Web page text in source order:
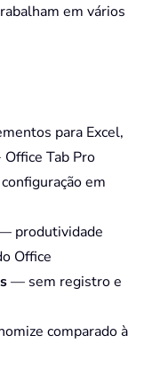
em vários
para Excel,
Tab Pro
em
produtividade
Office
— sem registro e
comparado à